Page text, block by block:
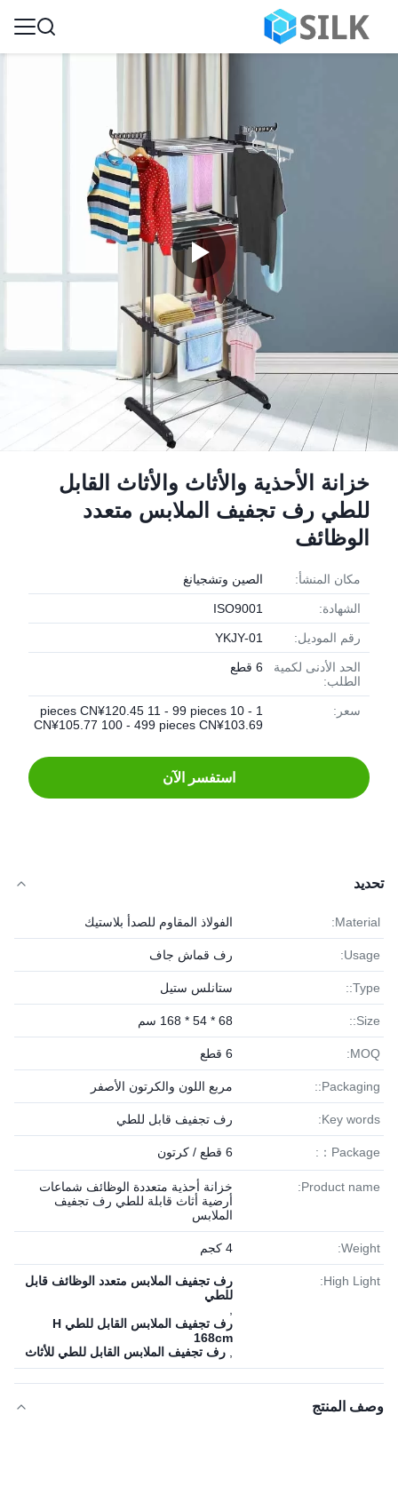
خزانة الأحذية والأثاث والأثاث القابل
للطي رف تجفيف الملابس متعدد
الوظائف
مكان المنشأ: الصين وتشجيانغ
الشهادة: ISO9001
رقم الموديل: YKJY-01
الحد الأدنى لكمية
الطلب:
6 قطع
سعر:
1 - 10 pieces CN¥120.45 11 - 99 pieces
CN¥105.77 100 - 499 pieces CN¥103.69
استفسر الآن
تحديد
Material: الفولاذ المقاوم للصدأ بلاستيك
Usage: رف قماش جاف
Type:: ستانلس ستيل
Size:: 68 * 54 * 168 سم
MOQ: 6 قطع
Packaging:: مربع اللون والكرتون الأصفر
Key words: رف تجفيف قابل للطي
Package：: 6 قطع / كرتون
Product name:
خزانة أحذية متعددة الوظائف شماعات
أرضية أثاث قابلة للطي رف تجفيف
الملابس
Weight: 4 كجم
High Light:
رف تجفيف الملابس متعدد الوظائف قابل
للطي
رف تجفيف الملابس القابل للطي H
168cm
رف تجفيف الملابس القابل للطي للأثاث
وصف المنتج